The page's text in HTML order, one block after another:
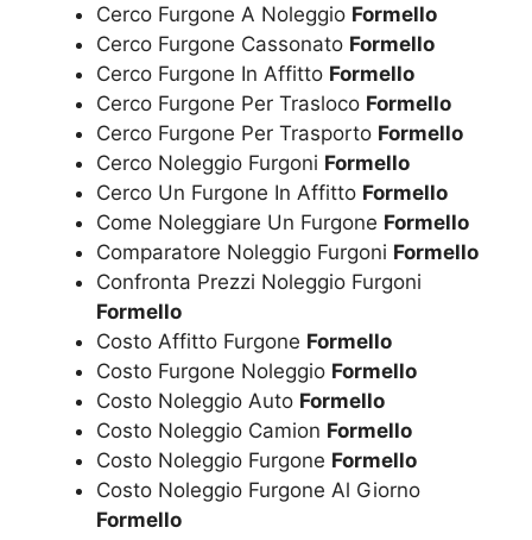
Cerco Furgone A Noleggio Formello
Cerco Furgone Cassonato Formello
Cerco Furgone In Affitto Formello
Cerco Furgone Per Trasloco Formello
Cerco Furgone Per Trasporto Formello
Cerco Noleggio Furgoni Formello
Cerco Un Furgone In Affitto Formello
Come Noleggiare Un Furgone Formello
Comparatore Noleggio Furgoni Formello
Confronta Prezzi Noleggio Furgoni
Formello
Costo Affitto Furgone Formello
Costo Furgone Noleggio Formello
Costo Noleggio Auto Formello
Costo Noleggio Camion Formello
Costo Noleggio Furgone Formello
Costo Noleggio Furgone Al Giorno
Formello